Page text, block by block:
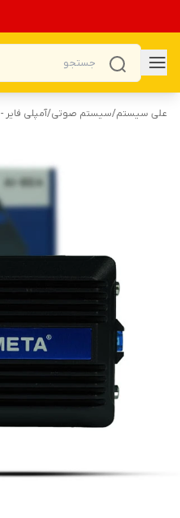
علی سیستم/سیستم صوتی/آمپلی فایر - amplifir